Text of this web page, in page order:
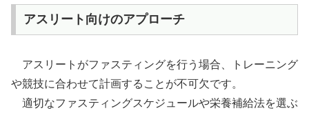
アスリート向けのアプローチ
アスリートがファスティングを行う場合、トレーニング
や競技に合わせて計画することが不可欠です。
適切なファスティングスケジュールや栄養補給法を選ぶ